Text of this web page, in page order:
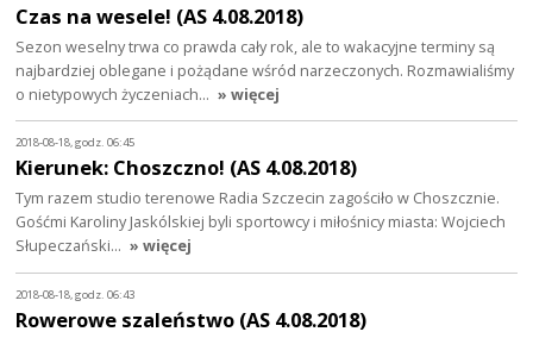
Czas na wesele! (AS 4.08.2018)
Sezon weselny trwa co prawda cały rok, ale to wakacyjne terminy są
najbardziej oblegane i pożądane wśród narzeczonych. Rozmawialiśmy
o nietypowych życzeniach… » więcej
2018-08-18, godz. 06:45
Kierunek: Choszczno! (AS 4.08.2018)
Tym razem studio terenowe Radia Szczecin zagościło w Choszcznie.
Gośćmi Karoliny Jaskólskiej byli sportowcy i miłośnicy miasta: Wojciech
Słupeczański… » więcej
2018-08-18, godz. 06:43
Rowerowe szaleństwo (AS 4.08.2018)